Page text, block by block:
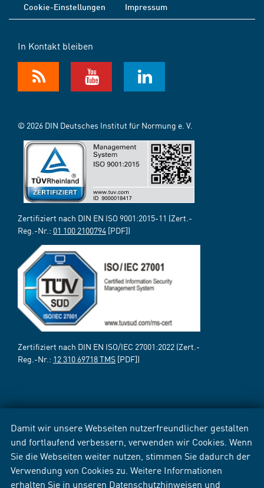
Damit wir unsere Webseiten nutzerfreundlicher gestalten
und fortlaufend verbessern, verwenden wir Cookies. Wenn
Sie die Webseiten weiter nutzen, stimmen Sie dadurch der
Verwendung von Cookies zu. Weitere Informationen
erhalten Sie in unseren Datenschutzhinweisen und
Cookie-Einstellungen
Impressum
In Kontakt bleiben
© 2026 DIN Deutsches Institut für Normung e. V.
Zertifiziert nach DIN EN ISO 9001:2015-11 (Zert.-
Reg.-Nr.: 01 100 2100794 [PDF])
Zertifiziert nach DIN EN ISO/IEC 27001:2022 (Zert.-
Reg.-Nr.: 12 310 69718 TMS [PDF])